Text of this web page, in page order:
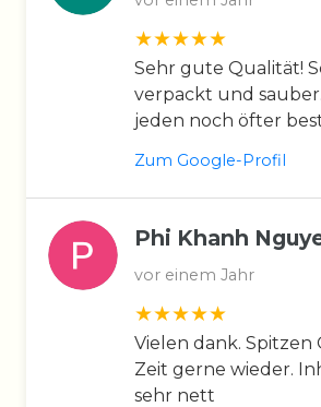
Sehr gute Qualität!
verpackt und
jeden noch öfter
Zum Google-Profil
Phi Khanh
vor einem Jahr
Vielen dank.
Zeit gerne wieder.
sehr nett